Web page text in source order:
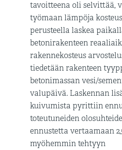
tavoitteena oli selvittää,
työmaan lämpöja
perusteella laskea
betonirakenteen
rakennekosteus
tiedetään rakenteen
betonimassan vesi/
valupäivä. Laskennan
kuivumista pyrittiin
toteutuneiden
ennustetta vertaamaan
myöhemmin tehtyyn